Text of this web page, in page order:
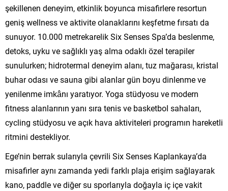
şekillenen deneyim, etkinlik boyunca misafirlere resortun
geniş wellness ve aktivite olanaklarını keşfetme fırsatı da
sunuyor. 10.000 metrekarelik Six Senses Spa’da beslenme,
detoks, uyku ve sağlıklı yaş alma odaklı özel terapiler
sunulurken; hidrotermal deneyim alanı, tuz mağarası, kristal
buhar odası ve sauna gibi alanlar gün boyu dinlenme ve
yenilenme imkânı yaratıyor. Yoga stüdyosu ve modern
fitness alanlarının yanı sıra tenis ve basketbol sahaları,
cycling stüdyosu ve açık hava aktiviteleri programın hareketli
ritmini destekliyor.
Ege’nin berrak sularıyla çevrili Six Senses Kaplankaya’da
misafirler aynı zamanda yedi farklı plaja erişim sağlayarak
kano, paddle ve diğer su sporlarıyla doğayla iç içe vakit